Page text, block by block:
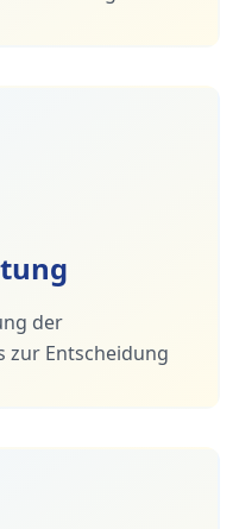
der
zur Entscheidung